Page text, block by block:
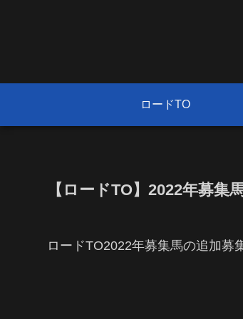
ロードTO
【ロードTO】2022年募集
ロードTO2022年募集馬の追加募